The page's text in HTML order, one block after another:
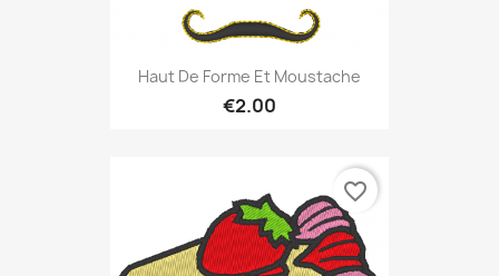
Haut De Forme Et Moustache
€2.00
favorite_border